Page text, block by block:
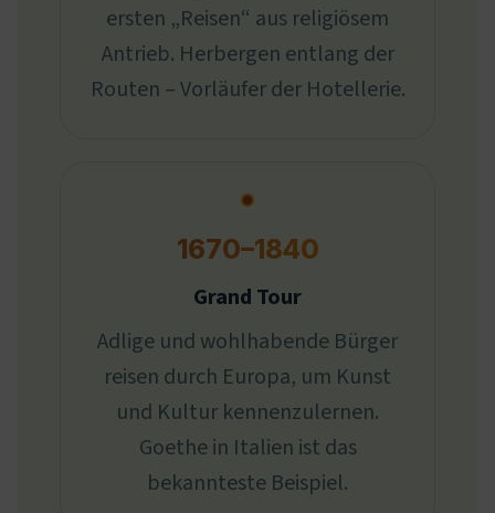
ersten „Reisen“ aus religiösem
Antrieb. Herbergen entlang der
Routen – Vorläufer der Hotellerie.
1670–1840
Grand Tour
Adlige und wohlhabende Bürger
reisen durch Europa, um Kunst
und Kultur kennenzulernen.
Goethe in Italien ist das
bekannteste Beispiel.